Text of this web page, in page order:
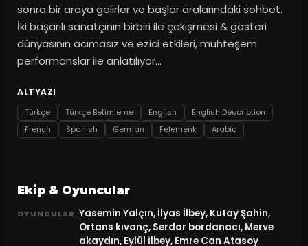
sonra bir araya gelirler ve başlar aralarındaki sohbet.
İki başarılı sanatçının birbiri ile çekişmesi & gösteri
dünyasının acımasız ve ezici etkileri, muhteşem
performanslar ile anlatılıyor...
ALTYAZI
Türkçe Türkçe Betimleme English
English Description
French
Spanish German Felemenk Arabic
Ekip & Oyuncular
OYUNCULAR Yasemin Yalçın, İlyas İlbey, Kutay Şahin,
Ortans kıvanç, Serdar bordanacı, Merve
akaydın, Eylül İlbey, Emre Can Atasoy